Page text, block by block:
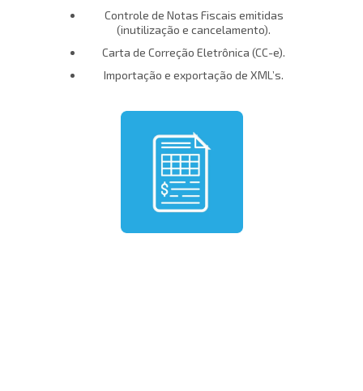
Controle de Notas Fiscais emitidas
(inutilização e cancelamento).
Carta de Correção Eletrônica (CC-e).
Importação e exportação de XML’s.